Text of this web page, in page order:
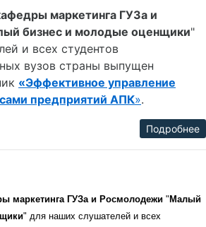
маркетинга ГУЗа и
бизнес и молодые оценщики"
и всех студентов
вузов страны выпущен
«Эффективное управление
предприятий АПК».
Подробнее
маркетинга ГУЗа и Росмолодежи " Малый
" для наших слушателей и всех